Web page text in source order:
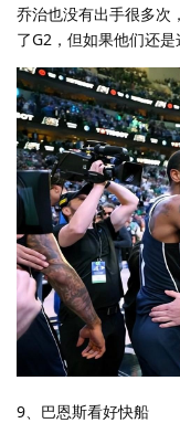
乔治也没有出手很多次
了G2，但如果他们还是
9、巴恩斯看好快船